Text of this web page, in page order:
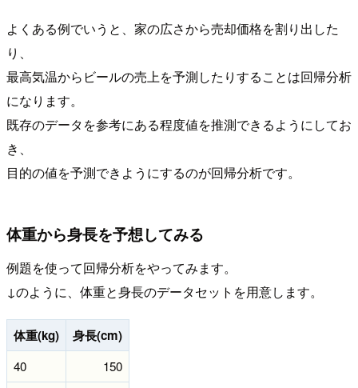
よくある例でいうと、家の広さから売却価格を割り出した
り、
最高気温からビールの売上を予測したりすることは回帰分析
になります。
既存のデータを参考にある程度値を推測できるようにしてお
き、
目的の値を予測できようにするのが回帰分析です。
体重から身長を予想してみる
例題を使って回帰分析をやってみます。
↓のように、体重と身長のデータセットを用意します。
体重(kg) 身長(cm)
40
150